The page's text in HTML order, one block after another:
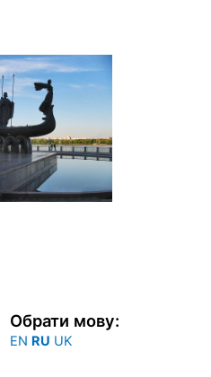
Обрати мову:
EN RU UK